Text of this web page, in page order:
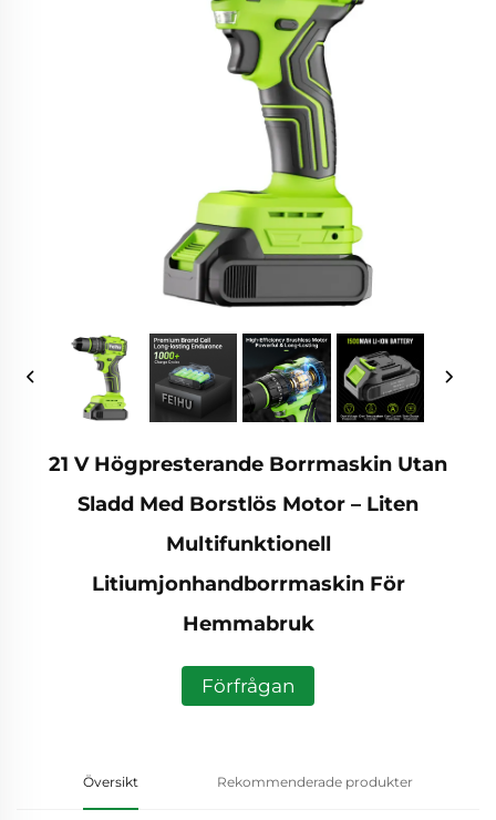
21 V Högpresterande Borrmaskin Utan
Sladd Med Borstlös Motor – Liten
Multifunktionell
Litiumjonhandborrmaskin För
Hemmabruk
Förfrågan
Översikt Rekommenderade produkter